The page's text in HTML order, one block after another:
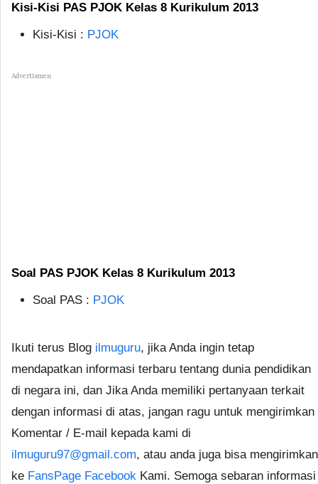
Kisi-Kisi PAS PJOK Kelas 8 Kurikulum 2013
Kisi-Kisi : PJOK
Advertismen
Soal PAS PJOK Kelas 8 Kurikulum 2013
Soal PAS : PJOK
Ikuti terus Blog ilmuguru, jika Anda ingin tetap
mendapatkan informasi terbaru tentang dunia pendidikan
di negara ini, dan Jika Anda memiliki pertanyaan terkait
dengan informasi di atas, jangan ragu untuk mengirimkan
Komentar / E-mail kepada kami di
ilmuguru97@gmail.com, atau anda juga bisa mengirimkan
ke FansPage Facebook Kami. Semoga sebaran informasi